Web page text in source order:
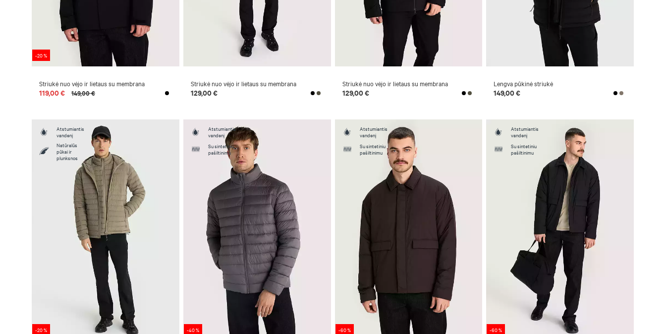
-20 %
Striukė nuo vėjo ir lietaus su membrana
119,00 € 149,00 €
Striukė nuo vėjo ir lietaus su membrana
129,00 €
Striukė nuo vėjo ir lietaus su membrana
129,00 €
Lengva pūkinė striukė
149,00 €
Atstumiantis
vandenį
Natūralūs
pūkai ir
plunksnos
-20 %
Atstumiantis
vandenį
Su sintetiniu
pašiltinimu
-40 %
Atstumiantis
vandenį
Su sintetiniu
pašiltinimu
-60 %
Atstumiantis
vandenį
Su sintetiniu
pašiltinimu
-60 %